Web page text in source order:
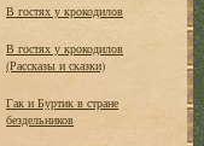
В гостях у крокодилов
В гостях у крокодилов
(Рассказы и сказки)
Гак и Буртик в стране
бездельников